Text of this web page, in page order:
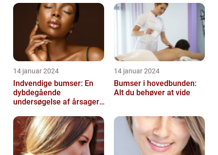
14 januar 2024
Indvendige bumser: En
dybdegående
undersøgelse af årsager,
forebyggelse
14 januar 2024
Bumser i hovedbunden:
Alt du behøver at vide